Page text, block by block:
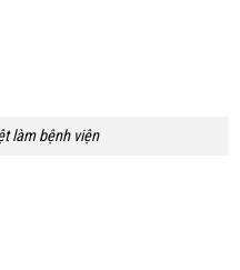
làm bệnh viện